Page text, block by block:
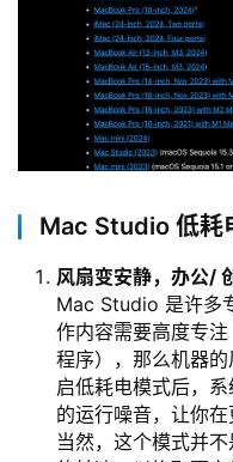
Mac Studio 低耗
风扇变安静，办公/
Mac Studio 是许多
作内容需要高度专
程序），那么机器
启低耗电模式后，
的运行噪音，让你在
当然，这个模式并